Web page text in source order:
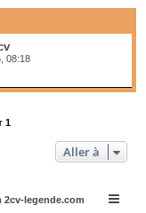
08:18
1
Aller à
2cv-legende.com